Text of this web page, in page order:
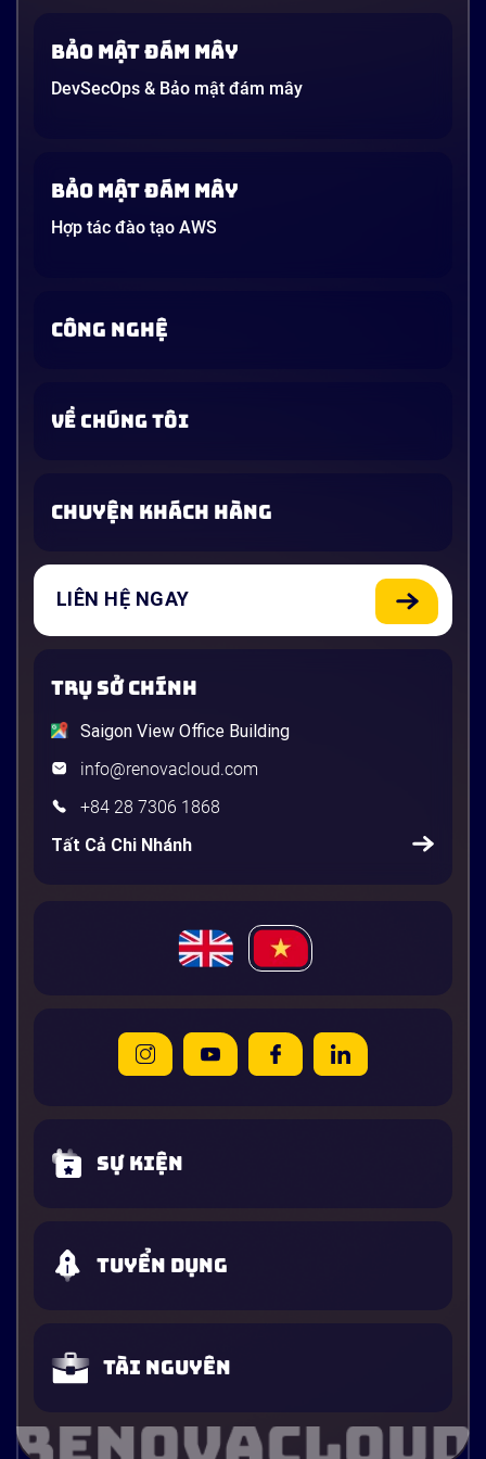
Bảo mật đám mây
DevSecOps & Bảo mật đám mây
Bảo mật đám mây
Hợp tác đào tạo AWS
CÔNG NGHỆ
VỀ CHÚNG TÔI
CHUYỆN KHÁCH HÀNG
LIÊN HỆ NGAY
TRỤ SỞ CHÍNH
Saigon View Office Building
info@renovacloud.com
+84 28 7306 1868
Tất Cả Chi Nhánh
Sự kiện
Tuyển dụng
Tài nguyên